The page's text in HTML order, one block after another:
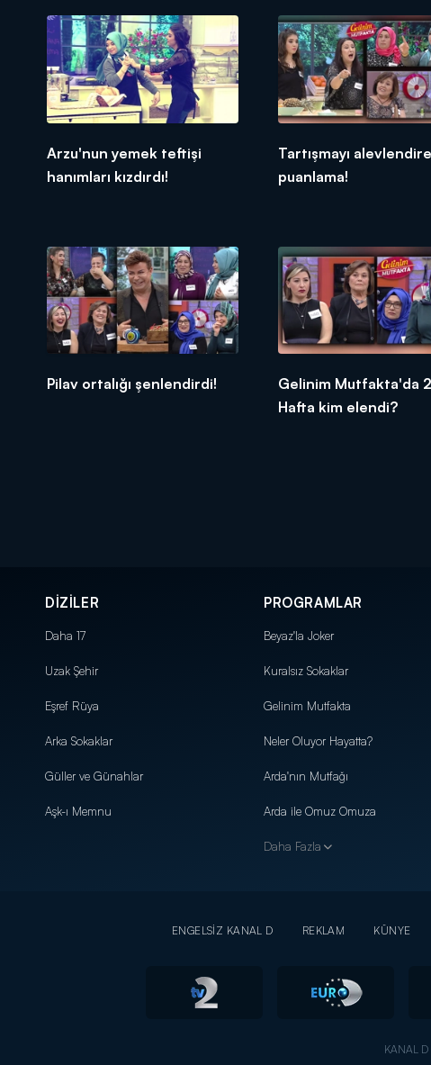
Arzu'nun yemek teftişi
hanımları kızdırdı!
Tartışmayı
puanlama!
Pilav ortalığı şenlendirdi!
Gelinim Mutfakta'da
Hafta kim elendi?
DİZİLER
Daha 17
Uzak Şehir
Eşref Rüya
Arka Sokaklar
Güller ve Günahlar
Aşk-ı Memnu
PROGRAMLAR
Beyaz'la Joker
Kuralsız Sokaklar
Gelinim Mutfakta
Neler Oluyor Hayatta?
Arda'nın Mutfağı
Arda ile Omuz Omuza
Daha Fazla
ENGELSİZ KANAL D REKLAM KÜNYE
KANAL D